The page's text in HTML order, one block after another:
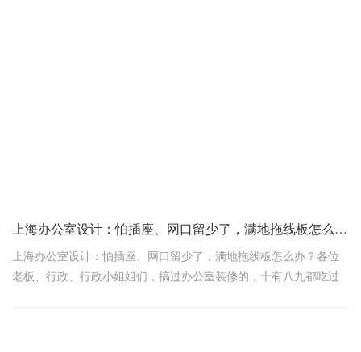
上海办公室设计：怕插座、网口留少了，满地拖线板怎么办？​
上海办公室设计：怕插座、网口留少了，满地拖线板怎么办？​​各位
老板、行政、行政小姐姐们，搞过办公室装修的，十有八九都吃过